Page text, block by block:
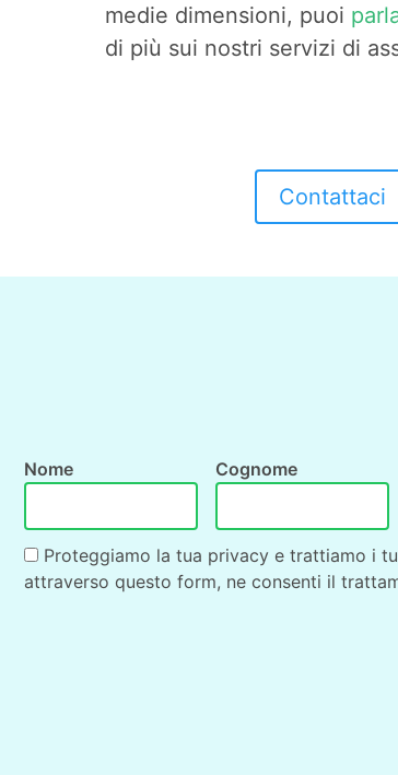
medie dimensioni, puoi
di più sui nostri servizi di
Contattaci
Nome Cognome
Proteggiamo la tua privacy e trattiamo i
attraverso questo form, ne consenti il